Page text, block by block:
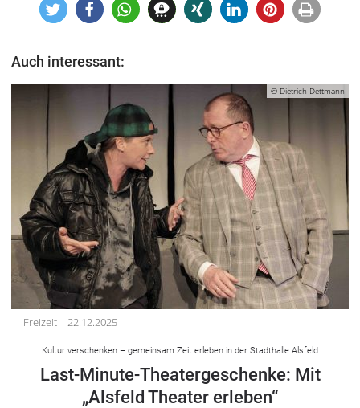
Auch interessant:
© Dietrich Dettmann
Freizeit 22.12.2025
Kultur verschenken – gemeinsam Zeit erleben in der Stadthalle Alsfeld
Last-Minute-Theatergeschenke: Mit
„Alsfeld Theater erleben“